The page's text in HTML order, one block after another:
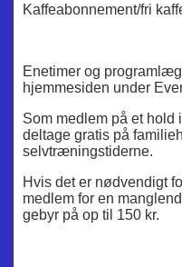
Kaffeabonnement/fri
Enetimer og
hjemmesiden under
Som medlem på et hold
deltage gratis på
selvtræningstiderne.
Hvis det er nødvendigt
medlem for en
gebyr på op til 150 kr.